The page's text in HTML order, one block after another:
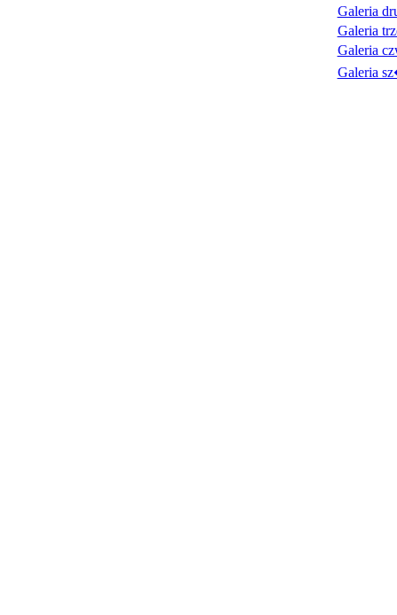
Galeria
Galeria
Galeria
Galeria